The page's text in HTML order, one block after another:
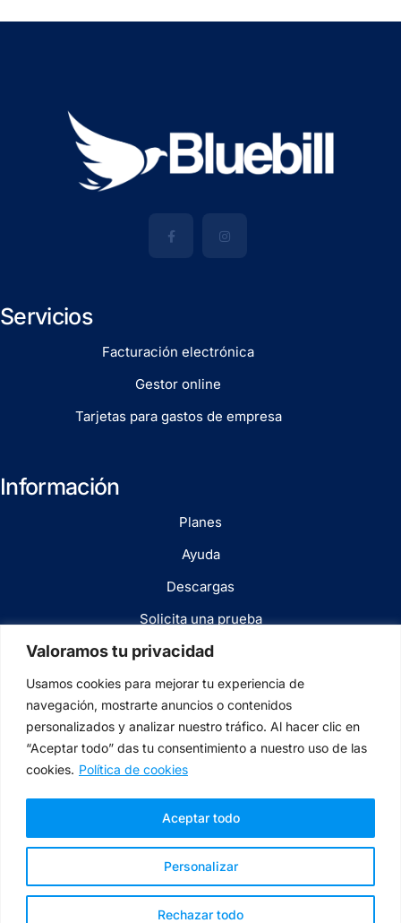
Valoramos tu privacidad
Usamos cookies para mejorar tu experiencia de
navegación, mostrarte anuncios o contenidos
personalizados y analizar nuestro tráfico. Al hacer clic en
“Aceptar todo” das tu consentimiento a nuestro uso de las
cookies. Política de cookies
Personalizar
Rechazar todo
Aceptar todo
Servicios
Facturación electrónica
Gestor online
Tarjetas para gastos de empresa
Información
Planes
Ayuda
Descargas
Solicita una prueba
Blog
Legal
Términos y condiciones
Política de cookies